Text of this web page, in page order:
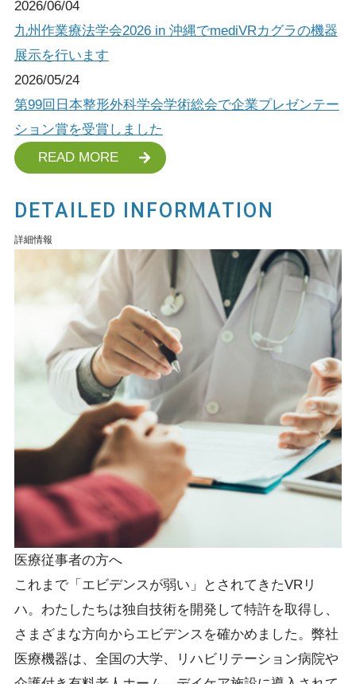
2026/06/04
九州作業療法学会2026 in 沖縄でmediVRカグラの機器
展示を行います
2026/05/24
第99回日本整形外科学会学術総会で企業プレゼンテー
ション賞を受賞しました
READ MORE
DETAILED INFORMATION
詳細情報
医療従事者の方へ
これまで「エビデンスが弱い」とされてきたVRリ
ハ。わたしたちは独自技術を開発して特許を取得し、
さまざまな方向からエビデンスを確かめました。弊社
医療機器は、全国の大学、リハビリテーション病院や